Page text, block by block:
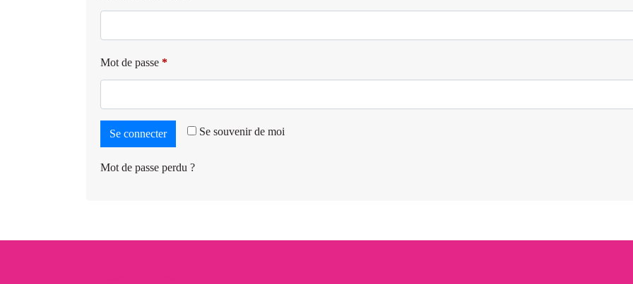
Mot de passe *
Se souvenir de moi
Se connecter
Mot de passe perdu ?